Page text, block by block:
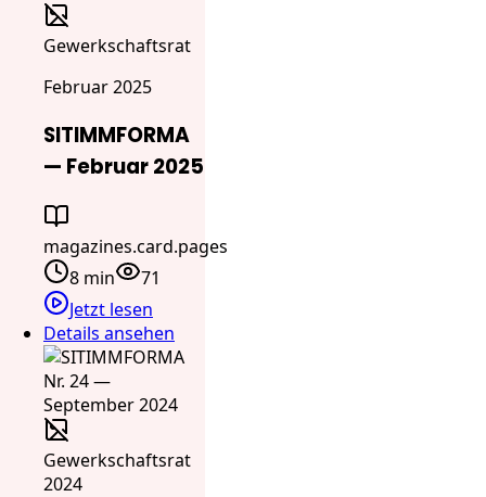
Gewerkschaftsrat
Februar 2025
SITIMMFORMA
— Februar 2025
magazines.card.pages
8 min
71
Jetzt lesen
Details ansehen
Gewerkschaftsrat
2024